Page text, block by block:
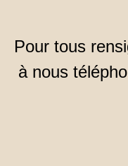
Pour tous
à nous